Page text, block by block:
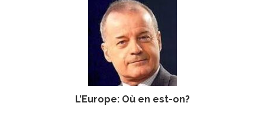
L’Europe: Où en est-on?